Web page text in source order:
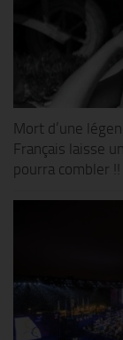
Mort d’une
Français laisse
pourra combler !!